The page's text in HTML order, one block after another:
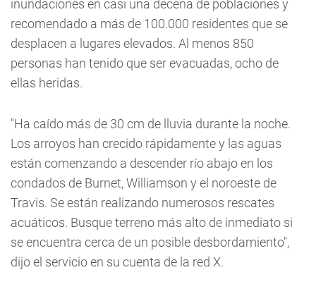
inundaciones en casi una decena de poblaciones y
recomendado a más de 100.000 residentes que se
desplacen a lugares elevados. Al menos 850
personas han tenido que ser evacuadas, ocho de
ellas heridas.
"Ha caído más de 30 cm de lluvia durante la noche.
Los arroyos han crecido rápidamente y las aguas
están comenzando a descender río abajo en los
condados de Burnet, Williamson y el noroeste de
Travis. Se están realizando numerosos rescates
acuáticos. Busque terreno más alto de inmediato si
se encuentra cerca de un posible desbordamiento",
dijo el servicio en su cuenta de la red X.